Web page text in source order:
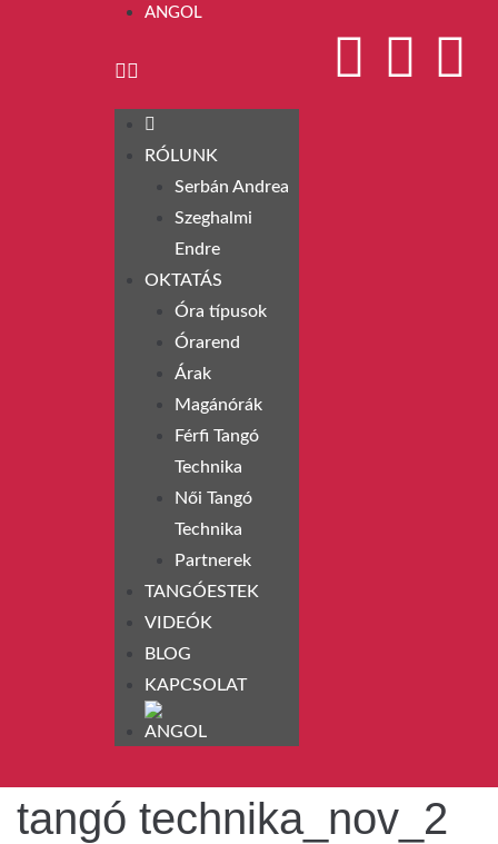
RÓLUNK
Serbán Andrea
Szeghalmi
Endre
OKTATÁS
Óra típusok
Órarend
Árak
Magánórák
Férfi Tangó
Technika
Női Tangó
Technika
Partnerek
TANGÓESTEK
VIDEÓK
BLOG
KAPCSOLAT
tangó technika_nov_2